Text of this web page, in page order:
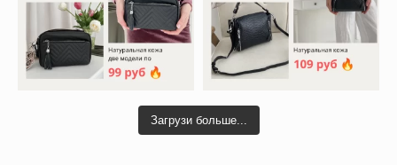
Загрузи больше...